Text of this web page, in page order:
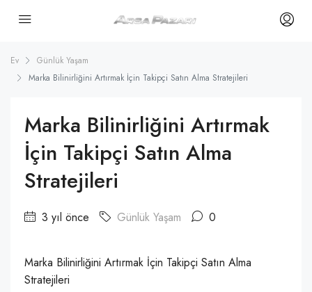
Ev
Günlük Yaşam
Marka Bilinirliğini Artırmak İçin Takipçi Satın Alma Stratejileri
Marka Bilinirliğini Artırmak
İçin Takipçi Satın Alma
Stratejileri
3 yıl önce Günlük Yaşam 0
Marka Bilinirliğini Artırmak İçin Takipçi Satın Alma
Stratejileri